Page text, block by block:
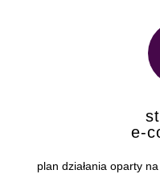
e-
plan działania oparty